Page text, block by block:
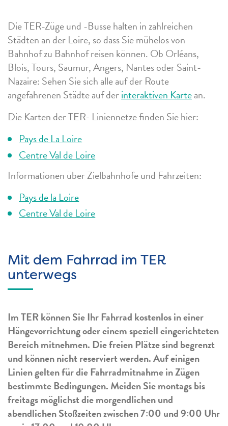
Die TER-Züge und -Busse halten in zahlreichen
Städten an der Loire, so dass Sie mühelos von
Bahnhof zu Bahnhof reisen können. Ob Orléans,
Blois, Tours, Saumur, Angers, Nantes oder Saint-
Nazaire: Sehen Sie sich alle auf der Route
angefahrenen Städte auf derinteraktiven Kartean.
Die Karten der TER- Liniennetze finden Sie hier:
Pays de La Loire
Centre Val de Loire
Informationen über Zielbahnhöfe und Fahrzeiten:
Pays de la Loire
Centre Val de Loire
Mit dem Fahrrad im TER
unterwegs
Im TER können Sie Ihr Fahrrad kostenlos in einer
Hängevorrichtung oder einem speziell eingerichteten
Bereich mitnehmen. Die freien Plätze sind begrenzt
und können nicht reserviert werden. Auf einigen
Linien gelten für die Fahrradmitnahme in Zügen
bestimmte Bedingungen. Meiden Sie montags bis
freitags möglichst die morgendlichen und
abendlichen Stoßzeiten zwischen 7:00 und 9:00 Uhr